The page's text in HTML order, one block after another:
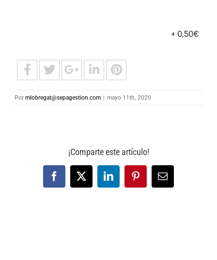
+ 0,50€
Por mlobregat@sepagestion.com | mayo 11th, 2020
¡Comparte este artículo!
Facebook
X LinkedInPinterestCorreo
electrónico